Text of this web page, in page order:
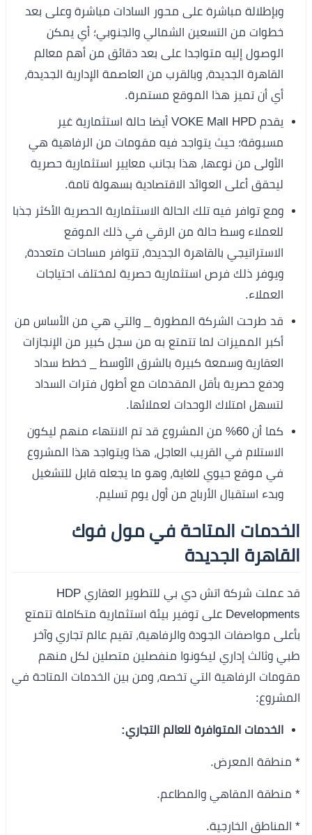
وبإطلالة مباشرة على محور السادات مباشرة وعلى بعد
خطوات من التسعين الشمالي والجنوبي؛ أي يمكن
الوصول إليه متواجدا على بعد دقائق من أهم معالم
القاهرة الجديدة، وبالقرب من العاصمة الإدارية الجديدة،
أي أن تميز هذا الموقع مستمرة.
يقدم VOKE Mall HPD أيضا حالة استثمارية غير
مسبوقة؛ حيث يتواجد فيه مقومات من الرفاهية هي
الأولى من نوعها، هذا بجانب معايير استثمارية حصرية
ليحقق أعلى العوائد الاقتصادية بسهولة تامة.
ومع توافر فيه تلك الحالة الاستثمارية الحصرية الأكثر جذبا
للعملاء وسط حالة من الرقي في ذلك الموقع
الاستراتيجي بالقاهرة الجديدة، تتوافر مساحات متعددة،
ويوفر ذلك فرص استثمارية حصرية لمختلف احتياجات
العملاء.
قد طرحت الشركة المطورة _ والتي هي من الأساس من
أكبر المميزات لما تتمتع به من سجل كبير من الإنجازات
العقارية وسمعة كبيرة بالشرق الأوسط _ خطط سداد
ودفع حصرية بأقل المقدمات مع أطول فترات السداد
لتسهل امتلاك الوحدات لعملائها.
كما أن 60% من المشروع قد تم الانتهاء منهم ليكون
الاستلام في القريب العاجل، هذا ويتواجد هذا المشروع
في موقع حيوي للغاية، وهو ما يجعله قابل للتشغيل
وبدء استقبال الأرباح من أول يوم تسليم.
الخدمات المتاحة في مول فوك
القاهرة الجديدة
قد عملت شركة اتش دي بي للتطوير العقاري HDP
Developments على توفير بيئة استثمارية متكاملة تتمتع
بأعلى مواصفات الجودة والرفاهية، تقيم عالم تجاري وآخر
طبي وثالث إداري ليكونوا منفصلين متصلين لكل منهم
مقومات الرفاهية التي تخصه، ومن بين الخدمات المتاحة في
المشروع:
الخدمات المتوافرة للعالم التجاري:
* منطقة المعرض.
* منطقة المقاهي والمطاعم.
* المناطق الخارجية.